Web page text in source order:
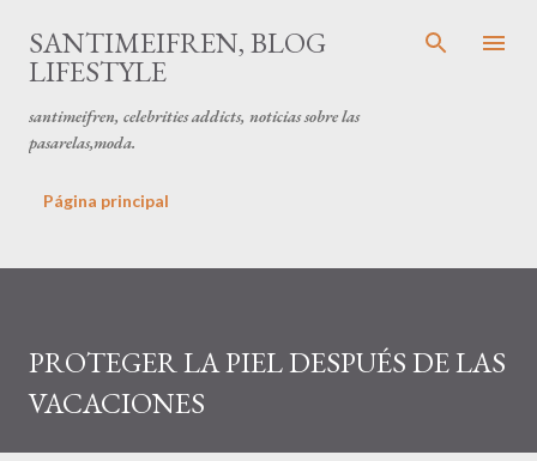
Ir al contenido principal
SANTIMEIFREN, BLOG
LIFESTYLE
santimeifren, celebrities addicts, noticias sobre las
pasarelas,moda.
Página principal
PROTEGER LA PIEL DESPUÉS DE LAS
VACACIONES